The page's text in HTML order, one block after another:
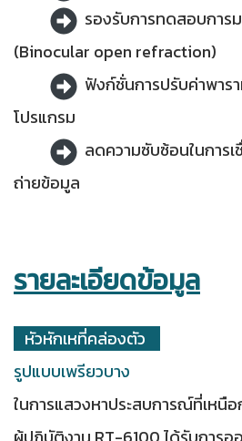
รองรับการทดสอบการ
(Binocular open refraction)
ฟังก์ชั่นการปรับค่าพาร
โปรแกรม
ลดความซับซ้อนในการ
ถ่ายข้อมูล
รายละเอียดข้อมูล
หัวหักเหที่คล่องตัว
รูปแบบเพรียวบาง
ในการแสวงหาประสบการณ์ที่เหนื